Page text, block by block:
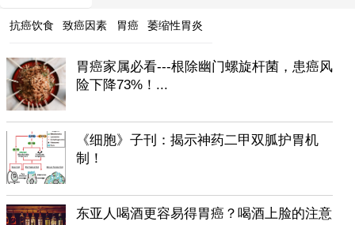
抗癌饮食 致癌因素 胃癌 萎缩性胃炎
胃癌家属必看---根除幽门螺旋杆菌，患癌风
险下降73%！...
《细胞》子刊：揭示神药二甲双胍护胃机
制！
东亚人喝酒更容易得胃癌？喝酒上脸的注意